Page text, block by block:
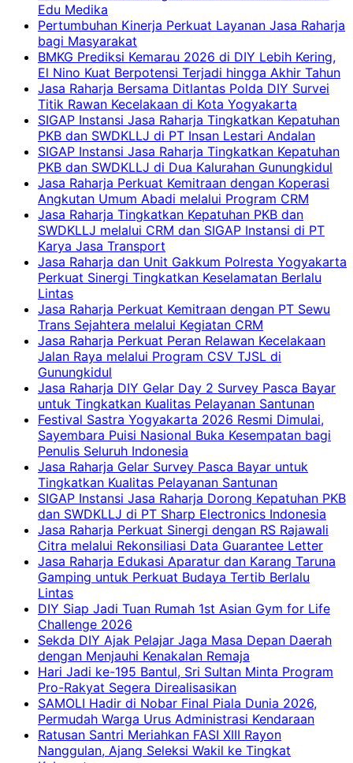
Edu Medika
Pertumbuhan Kinerja Perkuat Layanan Jasa Raharja
bagi Masyarakat
BMKG Prediksi Kemarau 2026 di DIY Lebih Kering,
El Nino Kuat Berpotensi Terjadi hingga Akhir Tahun
Jasa Raharja Bersama Ditlantas Polda DIY Survei
Titik Rawan Kecelakaan di Kota Yogyakarta
SIGAP Instansi Jasa Raharja Tingkatkan Kepatuhan
PKB dan SWDKLLJ di PT Insan Lestari Andalan
SIGAP Instansi Jasa Raharja Tingkatkan Kepatuhan
PKB dan SWDKLLJ di Dua Kalurahan Gunungkidul
Jasa Raharja Perkuat Kemitraan dengan Koperasi
Angkutan Umum Abadi melalui Program CRM
Jasa Raharja Tingkatkan Kepatuhan PKB dan
SWDKLLJ melalui CRM dan SIGAP Instansi di PT
Karya Jasa Transport
Jasa Raharja dan Unit Gakkum Polresta Yogyakarta
Perkuat Sinergi Tingkatkan Keselamatan Berlalu
Lintas
Jasa Raharja Perkuat Kemitraan dengan PT Sewu
Trans Sejahtera melalui Kegiatan CRM
Jasa Raharja Perkuat Peran Relawan Kecelakaan
Jalan Raya melalui Program CSV TJSL di
Gunungkidul
Jasa Raharja DIY Gelar Day 2 Survey Pasca Bayar
untuk Tingkatkan Kualitas Pelayanan Santunan
Festival Sastra Yogyakarta 2026 Resmi Dimulai,
Sayembara Puisi Nasional Buka Kesempatan bagi
Penulis Seluruh Indonesia
Jasa Raharja Gelar Survey Pasca Bayar untuk
Tingkatkan Kualitas Pelayanan Santunan
SIGAP Instansi Jasa Raharja Dorong Kepatuhan PKB
dan SWDKLLJ di PT Sharp Electronics Indonesia
Jasa Raharja Perkuat Sinergi dengan RS Rajawali
Citra melalui Rekonsiliasi Data Guarantee Letter
Jasa Raharja Edukasi Aparatur dan Karang Taruna
Gamping untuk Perkuat Budaya Tertib Berlalu
Lintas
DIY Siap Jadi Tuan Rumah 1st Asian Gym for Life
Challenge 2026
Sekda DIY Ajak Pelajar Jaga Masa Depan Daerah
dengan Menjauhi Kenakalan Remaja
Hari Jadi ke-195 Bantul, Sri Sultan Minta Program
Pro-Rakyat Segera Direalisasikan
SAMOLI Hadir di Nobar Final Piala Dunia 2026,
Permudah Warga Urus Administrasi Kendaraan
Ratusan Santri Meriahkan FASI XIII Rayon
Nanggulan, Ajang Seleksi Wakil ke Tingkat